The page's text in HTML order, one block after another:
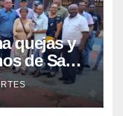
quejas y
de Santo